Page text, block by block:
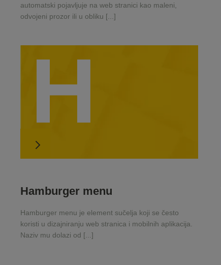
automatski pojavljuje na web stranici kao maleni,
odvojeni prozor ili u obliku [...]
H
Hamburger menu
Hamburger menu je element sučelja koji se često
koristi u dizajniranju web stranica i mobilnih aplikacija.
Naziv mu dolazi od [...]